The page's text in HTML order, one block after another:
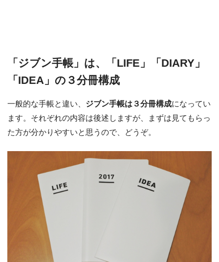
「ジブン手帳」は、「LIFE」「DIARY」
「IDEA」の３分冊構成
一般的な手帳と違い、 ジブン手帳は３分冊構成になってい
ます。それぞれの内容は後述しますが、まずは見てもらっ
た方が分かりやすいと思うので、どうぞ。